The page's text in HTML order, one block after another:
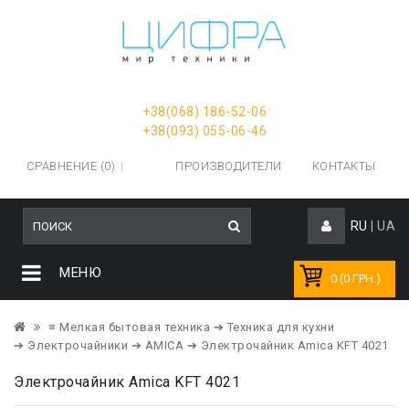
+38(068) 186-52-06
+38(093) 055-06-46
СРАВНЕНИЕ (0) ПРОИЗВОДИТЕЛИ КОНТАКТЫ
RU UA
0 (0 ГРН.)
МЕНЮ
≡ Мелкая бытовая техника ➔ Техника для кухни
➔ Электрочайники ➔ AMICA ➔ Электрочайник Amica KFT 4021
Электрочайник Amica KFT 4021